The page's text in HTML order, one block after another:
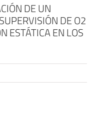
DE UN
DE O2
ESTÁTICA EN LOS